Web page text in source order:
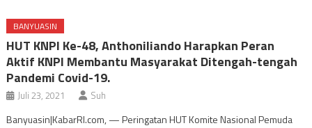
BANYUASIN
HUT KNPI Ke-48, Anthoniliando Harapkan Peran
Aktif KNPI Membantu Masyarakat Ditengah-tengah
Pandemi Covid-19.
Juli 23, 2021 Suh
Banyuasin|KabarRI.com, — Peringatan HUT Komite Nasional Pemuda